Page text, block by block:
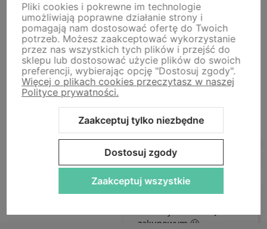
Storm - sklep plastyczny
Adres sklepu internetowego:ul. Kazimierza Wielkiego 29a, 50-077
WrocławSiedziba firmy:ul. Jana Uphagena 19, 80-237 Gdańsk NIP:
5840152571
zamowienia@stormplastyczny.pl| Tel.:781350938
Sklep internetowy Shoper Premium
Szablon Shoper Modern 3.0™
od GrowCommerce
Pliki cookies i pokrewne im technologie
umożliwiają poprawne działanie strony i
pomagają nam dostosować ofertę do Twoich
potrzeb. Możesz zaakceptować wykorzystanie
przez nas wszystkich tych plików i przejść do
sklepu lub dostosować użycie plików do swoich
preferencji, wybierając opcję "Dostosuj zgody".
Więcej o plikach cookies przeczytasz w naszej
Polityce prywatności.
Zaakceptuj tylko niezbędne
Dostosuj zgody
Zaakceptuj wszystkie